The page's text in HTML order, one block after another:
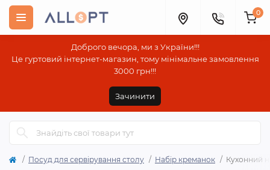
Доброго вечора, ми з України!!!
Це гуртовий інтернет-магазин, тому мінімальне замовлення
3000 грн!!!
Зачинити
0
Посуд для сервірування столу Набір креманок Кухонний